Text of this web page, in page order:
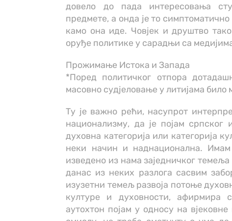
довело до пада интересовања
предмете, а онда је то
камо она иде. Човјек и друштво
оруђе политике у сарадњи са
Прожимање Истока и Запада
*Поред политичког отпора
масовно судјеловање у литијама
Ту је важно рећи, насупрот
национализму, да је појам српског
духовна категорија или категорија
неки начин и наднационална.
изведено из нама заједничког
данас из неких разлога сасвим
изузетни темељ развоја потоње
културе и духовности, афирмира
аутохтон појам у односу на